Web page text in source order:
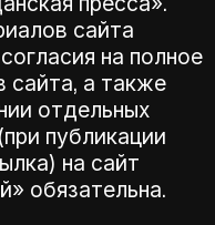
сайта
на полное
сайта, а также
отдельных
публикации
на сайт
обязательна.